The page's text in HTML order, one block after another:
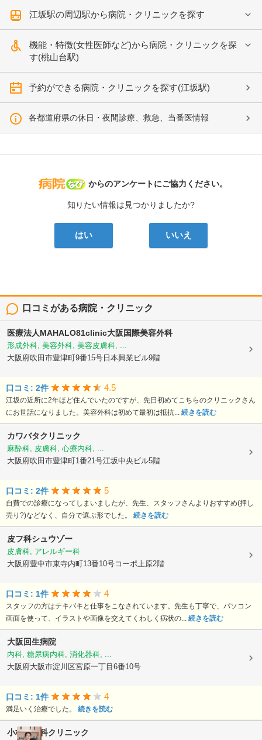
江坂駅の周辺駅から病院・クリニックを探す
機能・特徴(女性医師など)から病院・クリニックを探
す(桃山台駅)
予約ができる病院・クリニックを探す(江坂駅)
各都道府県の休日・夜間診療、救急、当番医情報
病院なび
からのアンケートにご協力ください。
知りたい情報は見つかりましたか?
はい いいえ
口コミがある病院・クリニック
医療法人MAHALO81clinic大阪国際美容外科
形成外科, 美容外科, 美容皮膚科, ...
大阪府吹田市豊津町9番15号日本興業ビル9階
口コミ: 2件 4.5
江坂の近所に2年ほど住んでいたのですが、先日初めてこちらのクリニックさん
にお世話になりました。美容外科は初めて最初は抵抗... 続きを読む
カワバタクリニック
麻酔科, 皮膚科, 心療内科, ...
大阪府吹田市豊津町1番21号江坂中央ビル5階
口コミ: 2件 5
自費での診療になってしまいましたが、先生、スタッフさんよりおすすめ(押し
売り?)などなく、自分で選ぶ形でした。 続きを読む
皮フ科シュウゾー
皮膚科, アレルギー科
大阪府豊中市東寺内町13番10号コーポ上原2階
口コミ: 1件 4
スタッフの方はテキパキと仕事をこなされています。先生も丁寧で、パソコン
画面を使って、イラストや画像を交えてくわしく病状の... 続きを読む
大阪回生病院
内科, 糖尿病内科, 消化器科, ...
大阪府大阪市淀川区宮原一丁目6番10号
口コミ: 1件 4
満足いく治療でした。 続きを読む
小林皮フ科クリニック